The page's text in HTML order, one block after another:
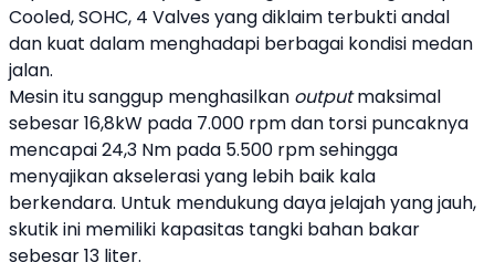
Cooled, SOHC, 4 Valves yang diklaim terbukti andal
dan kuat dalam menghadapi berbagai kondisi medan
jalan.
Mesin itu sanggup menghasilkan outputmaksimal
sebesar 16,8kW pada 7.000 rpm dan torsi puncaknya
mencapai 24,3 Nm pada 5.500 rpm sehingga
menyajikan akselerasi yang lebih baik kala
berkendara. Untuk mendukung daya jelajah yang jauh,
skutik ini memiliki kapasitas tangki bahan bakar
sebesar 13 liter.